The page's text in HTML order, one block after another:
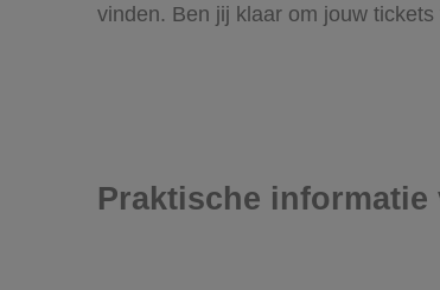
vinden. Ben jij klaar om jouw
Praktische